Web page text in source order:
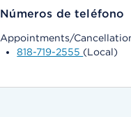
Números de teléfono
Appointments/
818-719-2555 (Local)